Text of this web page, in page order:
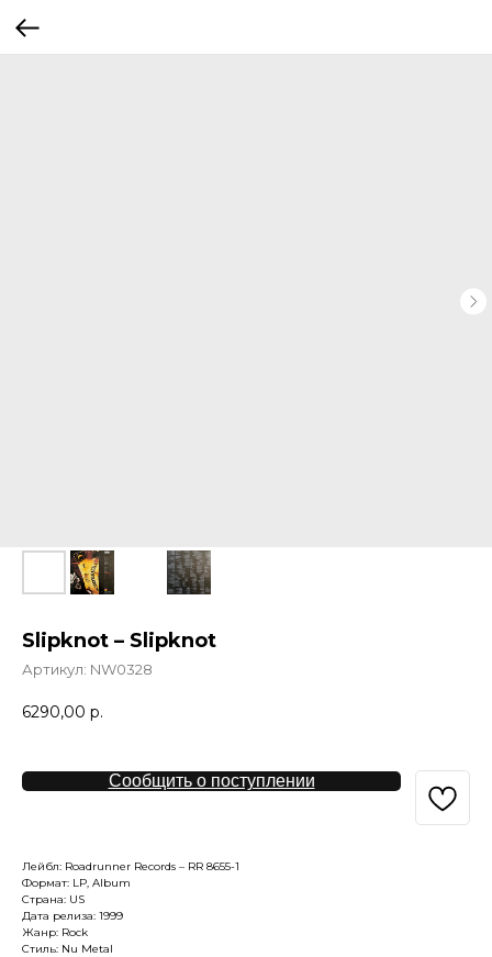
Slipknot – Slipknot
Артикул: NW0328
6290,00 р.
Сообщить о поступлении
Лейбл: Roadrunner Records – RR 8655-1
Формат: LP, Album
Страна: US
Дата релиза: 1999
Жанр: Rock
Стиль: Nu Metal